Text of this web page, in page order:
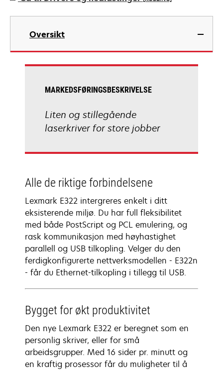
opens
new
Oversikt
MARKEDSFØRINGSBESKRIVELSE
Liten og stillegående
laserkriver for store jobber
Alle de riktige forbindelsene
Lexmark E322 intergreres enkelt i ditt
eksisterende miljø. Du har full fleksibilitet
med både PostScript og PCL emulering, og
rask kommunikasjon med høyhastighet
parallell og USB tilkopling. Velger du den
ferdigkonfigurerte nettverksmodellen - E322n
- får du Ethernet-tilkopling i tillegg til USB.
Bygget for økt produktivitet
Den nye Lexmark E322 er beregnet som en
personlig skriver, eller for små
arbeidsgrupper. Med 16 sider pr. minutt og
en kraftig prosessor får du muligheter til å